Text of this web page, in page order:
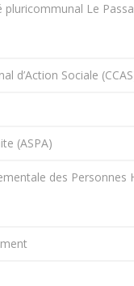
pluricommunal Le
d’Action Sociale
(ASPA)
des Personnes